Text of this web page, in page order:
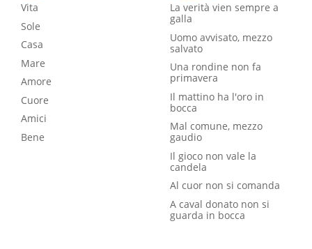
Vita
Sole
Casa
Mare
Amore
Cuore
Amici
Bene
La verità vien sempre a
galla
Uomo avvisato, mezzo
salvato
Una rondine non fa
primavera
Il mattino ha l'oro in
bocca
Mal comune, mezzo
gaudio
Il gioco non vale la
candela
Al cuor non si comanda
A caval donato non si
guarda in bocca